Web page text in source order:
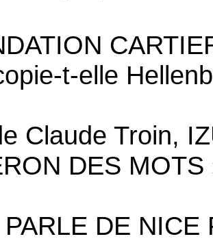
t-elle
Claude Troin,
DES
DE NICE